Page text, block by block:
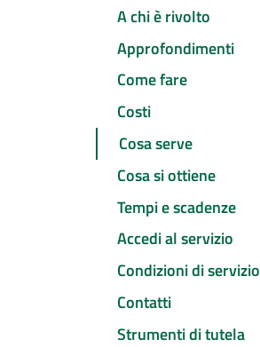
A chi è rivolto
Approfondimenti
Come fare
Costi
Cosa serve
Cosa si ottiene
Tempi e scadenze
Accedi al servizio
Condizioni di servizio
Contatti
Strumenti di tutela